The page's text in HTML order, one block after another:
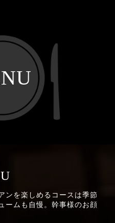
ンを楽しめるコースは季節
ームも自慢。幹事様のお顔